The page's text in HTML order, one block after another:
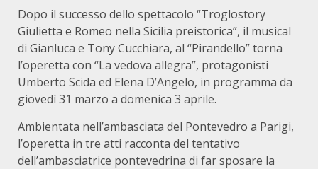
Dopo il successo dello spettacolo “Troglostory
Giulietta e Romeo nella Sicilia preistorica”, il musical
di Gianluca e Tony Cucchiara, al “Pirandello” torna
l’operetta con “La vedova allegra”, protagonisti
Umberto Scida ed Elena D’Angelo, in programma da
giovedì 31 marzo a domenica 3 aprile.
Ambientata nell’ambasciata del Pontevedro a Parigi,
l’operetta in tre atti racconta del tentativo
dell’ambasciatrice pontevedrina di far sposare la